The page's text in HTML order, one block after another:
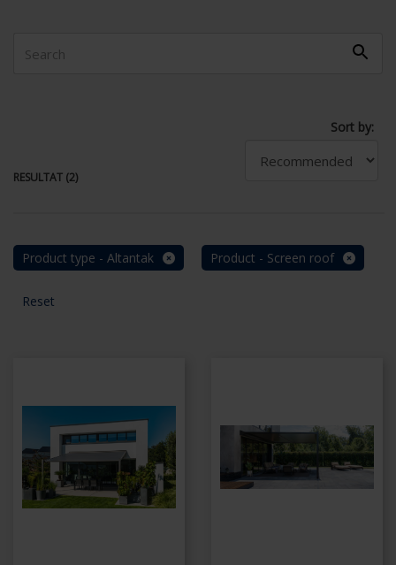
RESULTAT (2)
Sort by:
Product type - Altantak Product - Screen roof
Reset